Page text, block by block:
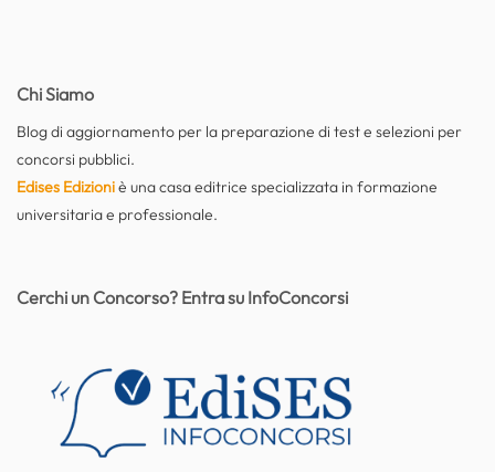
Chi Siamo
Blog di aggiornamento per la preparazione di test e selezioni per
concorsi pubblici.
Edises Edizioniè una casa editrice specializzata in formazione
universitaria e professionale.
Cerchi un Concorso? Entra su InfoConcorsi